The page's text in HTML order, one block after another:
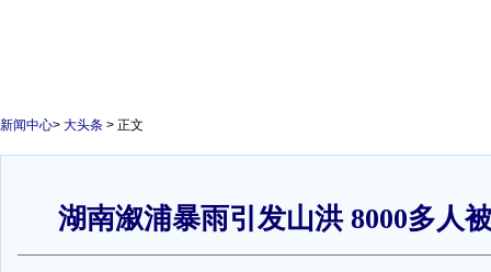
新闻中心> 大头条 > 正文
湖南溆浦暴雨引发山洪 8000多人